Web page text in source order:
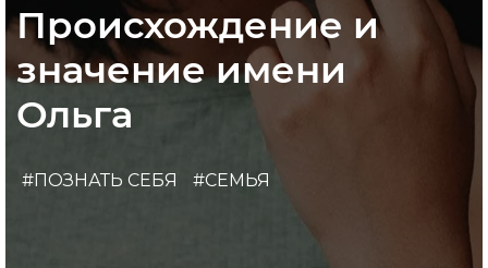
Происхождение и
значение имени
Ольга
#ПОЗНАТЬ СЕБЯ #СЕМЬЯ